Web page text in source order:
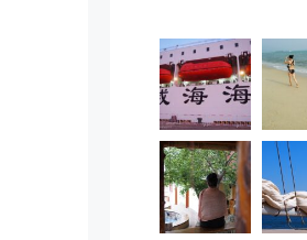
第一次用AI做视
📅 03-31 22:37👤 Zairun